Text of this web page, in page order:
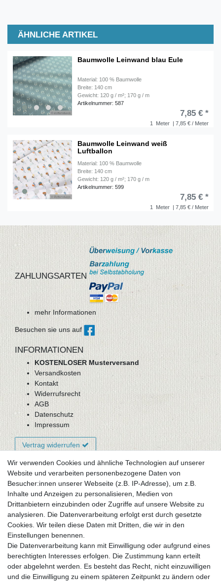
ÄHNLICHE ARTIKEL
Baumwolle Leinwand blau Eule
Material: 100 % Baumwolle
Breite: 140 cm
Gewicht: 120 g / m²; 170 g / m
Artikelnummer: 587
1 Meter | 7,85 € / Meter
7,85 € *
Baumwolle Leinwand weiß
Luftballon
Material: 100 % Baumwolle
Breite: 140 cm
Gewicht: 120 g / m²; 170 g / m
Artikelnummer: 599
1 Meter | 7,85 € / Meter
7,85 € *
ZAHLUNGSARTEN
mehr Informationen
Besuchen sie uns auf
INFORMATIONEN
KOSTENLOSER Musterversand
Versandkosten
Kontakt
Widerrufsrecht
AGB
Datenschutz
Impressum
Vertrag widerrufen
Newsletter-Anmeldung
FAQ / Fragen
Mein Warenkorb
Mein Merkzettel
Mein Konto
UNSER LADENGESCHÄFT
Gottlieb-Daimler-Str. 10
33334 Gütersloh
Wir verwenden Cookies und ähnliche Technologien auf unserer
Website und verarbeiten personenbezogene Daten von
Besucher:innen unserer Webseite (z.B. IP-Adresse), um z.B.
Inhalte und Anzeigen zu personalisieren, Medien von
Drittanbietern einzubinden oder Zugriffe auf unsere Website zu
analysieren. Die Datenverarbeitung erfolgt erst durch gesetzte
Cookies. Wir teilen diese Daten mit Dritten, die wir in den
Einstellungen benennen.
Die Datenverarbeitung kann mit Einwilligung oder aufgrund eines
berechtigten Interesses erfolgen. Die Zustimmung kann erteilt
oder abgelehnt werden. Es besteht das Recht, nicht einzuwilligen
und die Einwilligung zu einem späteren Zeitpunkt zu ändern oder